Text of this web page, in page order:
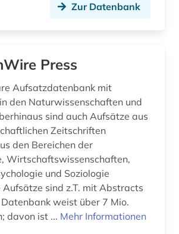
klinisches experiment (5)
kommentar (1)
kosmetische inhaltsstoffe (1)
krankenhaus (1)
kristallstruktur (1)
Zur Datenbank
Press
Aufsatzdatenbank mit
den Naturwissenschaften und
sind auch Aufsätze aus
Zeitschriften
den Bereichen der
Wirtschaftswissenschaften,
und Soziologie
sind z.T. mit Abstracts
weist über 7 Mio.
davon ist ... Mehr Informationen